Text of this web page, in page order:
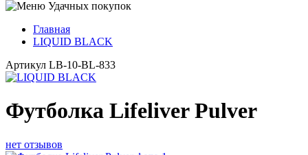
Главная
LIQUID BLACK
Артикул LB-10-BL-833
Футболка Lifeliver Pulver
нет отзывов